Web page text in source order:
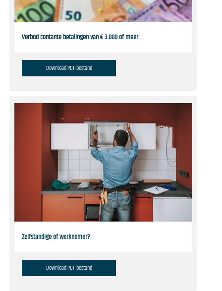
Verbod contante betalingen van € 3.000 of meer
Download PDF-bestand
Zelfstandige of werknemer?
Download PDF-bestand